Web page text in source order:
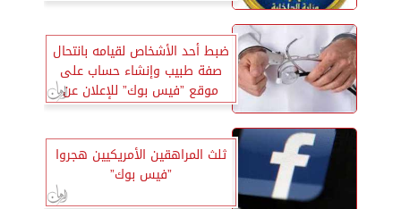
ضبط أحد الأشخاص لقيامه بانتحال
صفة طبيب وإنشاء حساب على
موقع ”فيس بوك” للإعلان عن
قدرته على إجراء عمليات جراحية
ثلث المراهقين الأمريكيين هجروا
”فيس بوك”